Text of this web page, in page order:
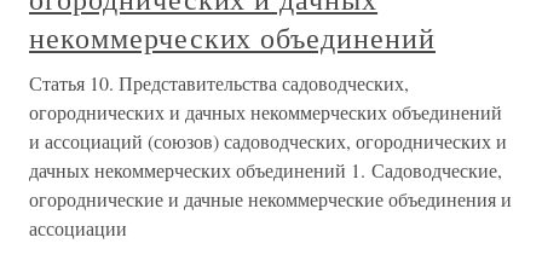
некоммерческих объединений
Статья 10. Представительства садоводческих,
огороднических и дачных некоммерческих объединений
и ассоциаций (союзов) садоводческих, огороднических и
дачных некоммерческих объединений 1. Садоводческие,
огороднические и дачные некоммерческие объединения и
ассоциации